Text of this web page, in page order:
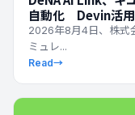
自動化 Devin活
2026年8月4日、株式
ミュレ...
Read→